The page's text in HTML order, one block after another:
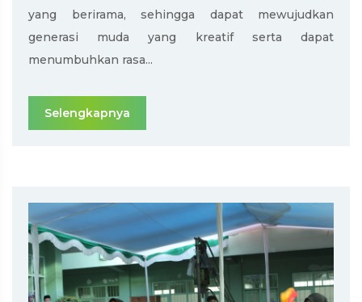
yang berirama, sehingga dapat mewujudkan
generasi muda yang kreatif serta dapat
menumbuhkan rasa...
Selengkapnya